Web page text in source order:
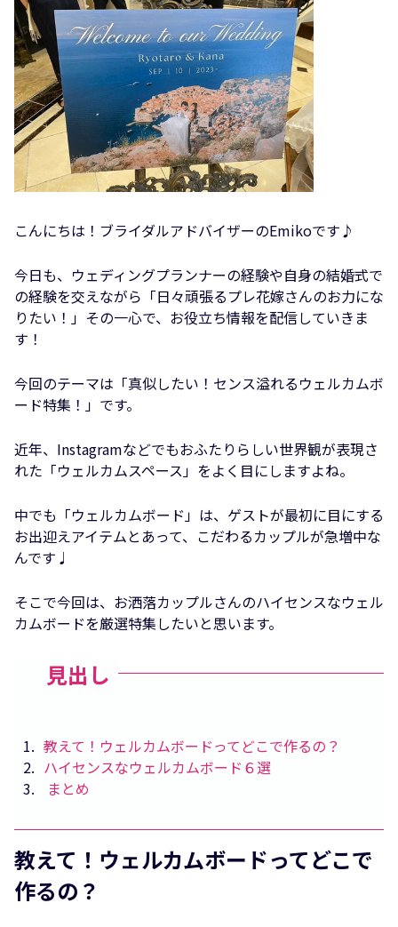
こんにちは！ブライダルアドバイザーのEmikoです♪
今日も、ウェディングプランナーの経験や自身の結婚式で
の経験を交えながら「日々頑張るプレ花嫁さんのお力にな
りたい！」その一心で、お役立ち情報を配信していきま
す！
今回のテーマは「真似したい！センス溢れるウェルカムボ
ード特集！」です。
近年、Instagramなどでもおふたりらしい世界観が表現さ
れた「ウェルカムスペース」をよく目にしますよね。
中でも「ウェルカムボード」は、ゲストが最初に目にする
お出迎えアイテムとあって、こだわるカップルが急増中な
んです♩
そこで今回は、お洒落カップルさんのハイセンスなウェル
カムボードを厳選特集したいと思います。
見出し
1
教えて！ウェルカムボードってどこで作るの？
2
ハイセンスなウェルカムボード６選
3
まとめ
教えて！ウェルカムボードってどこで
作るの？